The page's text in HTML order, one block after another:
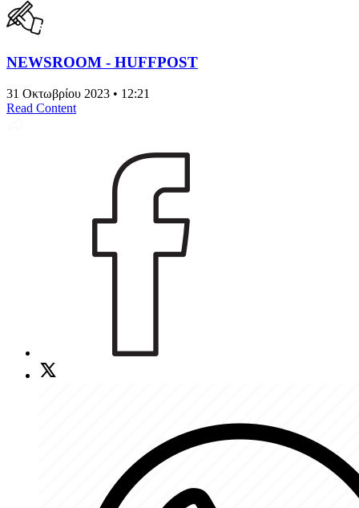
NEWSROOM - HUFFPOST
31 Οκτωβρίου 2023 • 12:21
Read Content